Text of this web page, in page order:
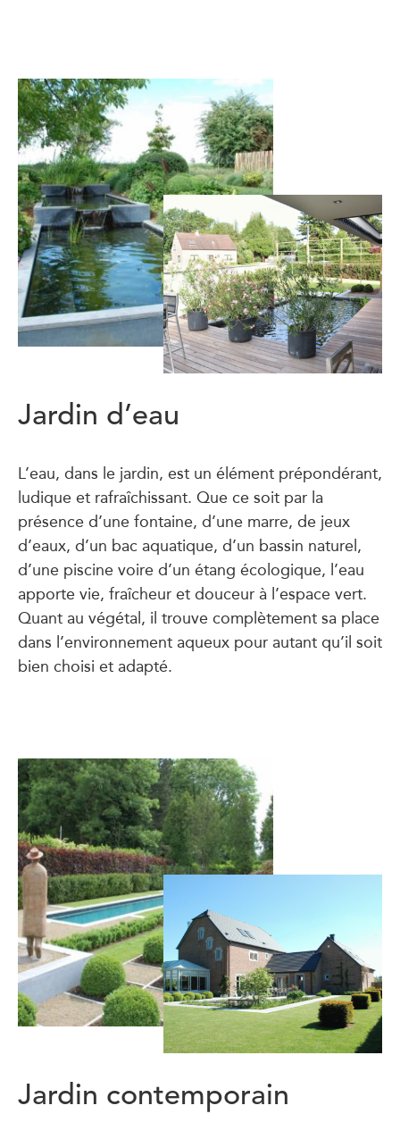
Jardin d’eau
L’eau, dans le jardin, est un élément prépondérant,
ludique et rafraîchissant. Que ce soit par la
présence d’une fontaine, d’une marre, de jeux
d’eaux, d’un bac aquatique, d’un bassin naturel,
d’une piscine voire d’un étang écologique, l’eau
apporte vie, fraîcheur et douceur à l’espace vert.
Quant au végétal, il trouve complètement sa place
dans l’environnement aqueux pour autant qu’il soit
bien choisi et adapté.
Jardin contemporain